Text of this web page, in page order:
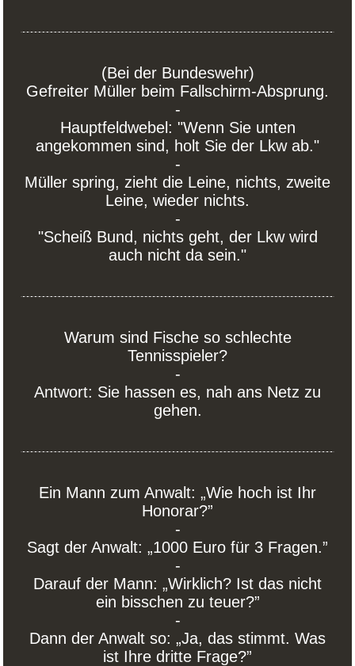
(Bei der Bundeswehr)
Gefreiter Müller beim Fallschirm-Absprung.
-
Hauptfeldwebel: "Wenn Sie unten
angekommen sind, holt Sie der Lkw ab."
-
Müller spring, zieht die Leine, nichts, zweite
Leine, wieder nichts.
-
"Scheiß Bund, nichts geht, der Lkw wird
auch nicht da sein."
Warum sind Fische so schlechte
Tennisspieler?
-
Antwort: Sie hassen es, nah ans Netz zu
gehen.
Ein Mann zum Anwalt: „Wie hoch ist Ihr
Honorar?”
-
Sagt der Anwalt: „1000 Euro für 3 Fragen.”
-
Darauf der Mann: „Wirklich? Ist das nicht
ein bisschen zu teuer?”
-
Dann der Anwalt so: „Ja, das stimmt. Was
ist Ihre dritte Frage?”